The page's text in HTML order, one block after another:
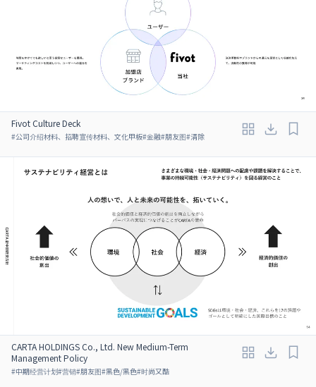
Fivot Culture Deck
#公司介绍材料、招聘宣传材料、文化甲板#金融#朋友图#清除
CARTA HOLDINGS Co., Ltd. New Medium-Term
Management Policy
#中期经营计划#营销#朋友图#黑色/黑色#时尚又酷